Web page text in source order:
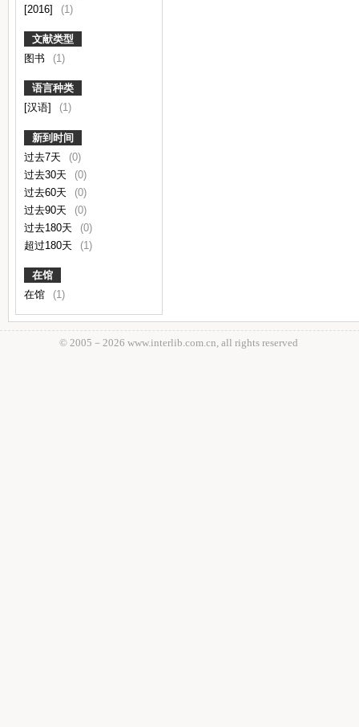
[2016]
(1)
文献类型
图书
(1)
语言种类
[汉语]
(1)
新到时间
过去7天
(0)
过去30天
(0)
过去60天
(0)
过去90天
(0)
过去180天
(0)
超过180天
(1)
在馆
在馆
(1)
© 2005－ 2026 www.interlib.com.cn, all rights reserved